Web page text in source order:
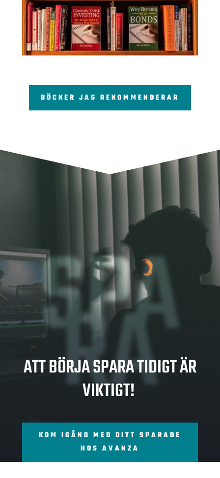
BÖCKER JAG REKOMMENDERAR
SPA
RA
ATT BÖRJA SPARA TIDIGT ÄR
VIKTIGT!
KOM IGÅNG MED DITT SPARADE
HOS AVANZA